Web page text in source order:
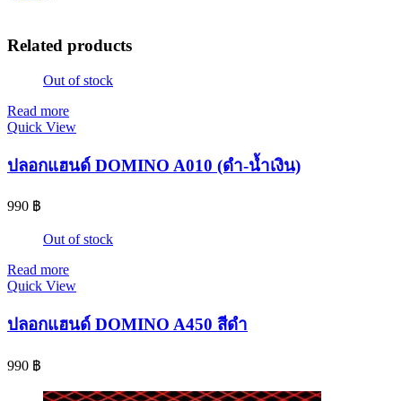
Related products
Out of stock
Read more
Quick View
ปลอกแฮนด์ DOMINO A010 (ดำ-น้ำเงิน)
990 ฿
Out of stock
Read more
Quick View
ปลอกแฮนด์ DOMINO A450 สีดำ
990 ฿